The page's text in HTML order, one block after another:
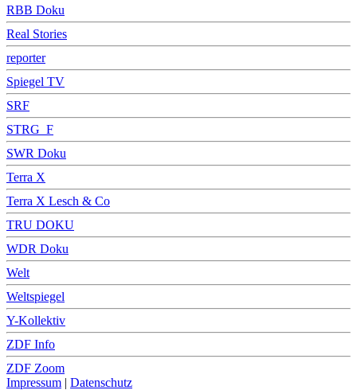
RBB Doku
Real Stories
reporter
Spiegel TV
SRF
STRG_F
SWR Doku
Terra X
Terra X Lesch & Co
TRU DOKU
WDR Doku
Welt
Weltspiegel
Y-Kollektiv
ZDF Info
ZDF Zoom
Impressum | Datenschutz